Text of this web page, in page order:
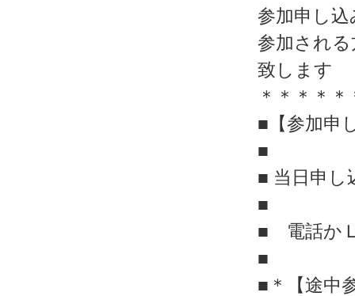
参加申し
参加され
致します
＊＊＊＊
■【参加申
■
■ 当日申し
■
■ 電話か
■
■＊【途中